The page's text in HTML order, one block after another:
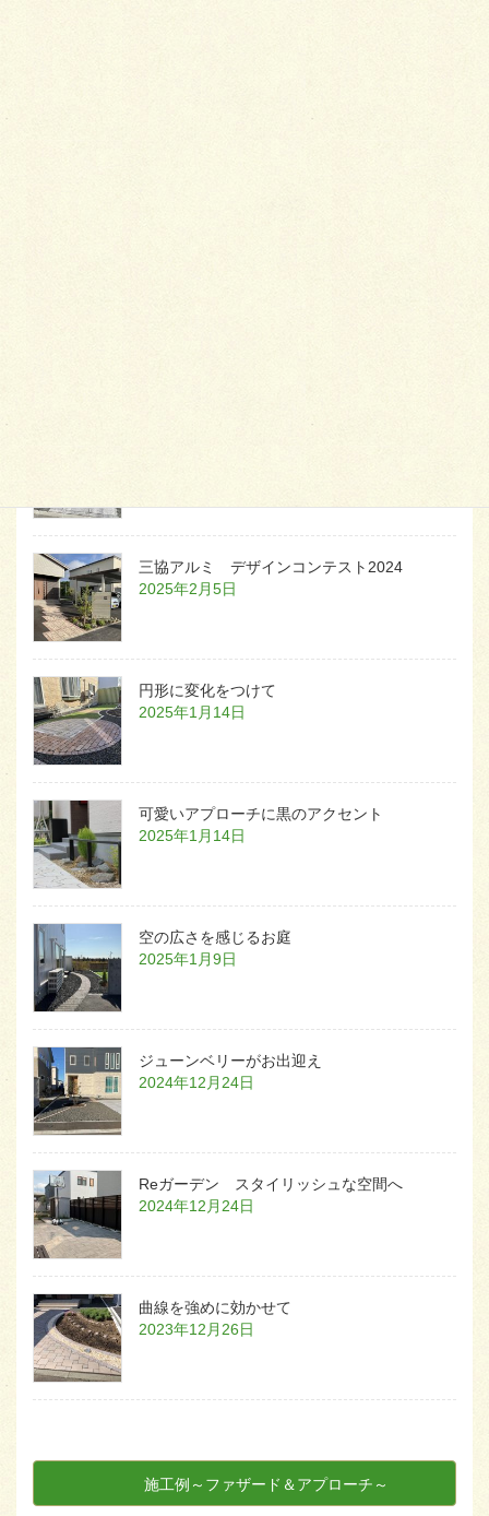
三協アルミ デザインコンテスト2024
2025年2月5日
円形に変化をつけて
2025年1月14日
可愛いアプローチに黒のアクセント
2025年1月14日
空の広さを感じるお庭
2025年1月9日
ジューンベリーがお出迎え
2024年12月24日
Reガーデン スタイリッシュな空間へ
2024年12月24日
曲線を強めに効かせて
2023年12月26日
施工例～ファザード＆アプローチ～